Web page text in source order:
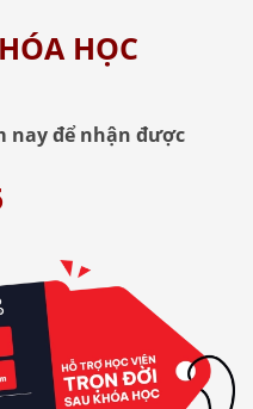
HỌC
nay để nhận được